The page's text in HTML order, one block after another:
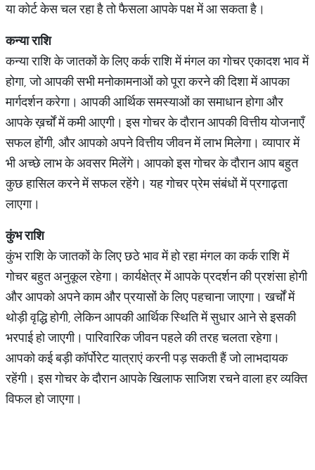
या कोर्ट केस चल रहा है तो फैसला आपके पक्ष में आ सकता है।
कन्याराशि
कन्या राशि के जातकों के लिए कर्क राशि में मंगल का गोचर एकादश भाव में
होगा, जो आपकी सभी मनोकामनाओं को पूरा करने की दिशा में आपका
मार्गदर्शन करेगा। आपकी आर्थिक समस्याओं का समाधान होगा और
आपके ख़र्चों में कमी आएगी। इस गोचर के दौरान आपकी वित्तीय योजनाएँ
सफल होंगी, और आपको अपने वित्तीय जीवन में लाभ मिलेगा। व्यापार में
भी अच्छे लाभ के अवसर मिलेंगे। आपको इस गोचर के दौरान आप बहुत
कुछ हासिल करने में सफल रहेंगे। यह गोचर प्रेम संबंधों में प्रगाढ़ता
लाएगा।
कुंभराशि
कुंभ राशि के जातकों के लिए छठे भाव में हो रहा मंगल का कर्क राशि में
गोचर बहुत अनुकूल रहेगा। कार्यक्षेत्र में आपके प्रदर्शन की प्रशंसा होगी
और आपको अपने काम और प्रयासों के लिए पहचाना जाएगा। खर्चों में
थोड़ी वृद्धि होगी, लेकिन आपकी आर्थिक स्थिति में सुधार आने से इसकी
भरपाई हो जाएगी। पारिवारिक जीवन पहले की तरह चलता रहेगा।
आपको कई बड़ी कॉर्पोरेट यात्राएं करनी पड़ सकती हैं जो लाभदायक
रहेंगी। इस गोचर के दौरान आपके खिलाफ साजिश रचने वाला हर व्यक्ति
विफल हो जाएगा।